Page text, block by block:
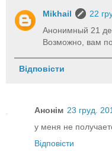
Mikhail
22
Анонимный 21
Возможно, вам
Відповісти
Анонім 23 груд.
у меня не
Відповісти